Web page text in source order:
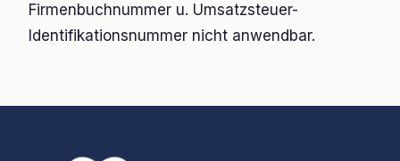
Firmenbuchnummer u. Umsatzsteuer-
Identifikationsnummer nicht anwendbar.